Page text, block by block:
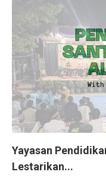
Yayasan
Lestarikan...